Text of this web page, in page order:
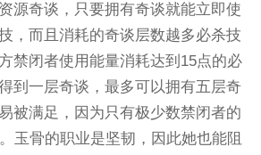
源奇谈，只要拥有奇谈就能立即使
，而且消耗的奇谈层数越多必杀技
禁闭者使用能量消耗达到15点的必
到一层奇谈，最多可以拥有五层奇
被满足，因为只有极少数禁闭者的
玉骨的职业是坚韧，因此她也能阻